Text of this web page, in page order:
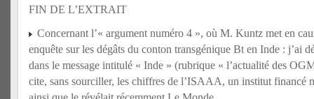
FIN DE L’EXTRAIT
Concernant l’« argument numéro 4 », où M. Kuntz met en
enquête sur les dégâts du conton transgénique Bt en Inde : j’ai
dans le message intitulé « Inde » (rubrique « l’actualité des
cite, sans sourciller, les chiffres de l’ISAAA, un institut financé